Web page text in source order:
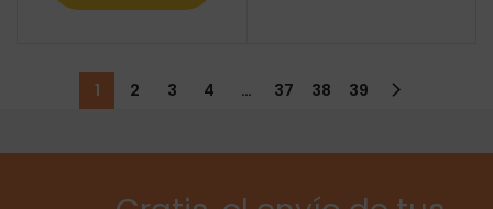
1 2 3 4 … 37 38 39